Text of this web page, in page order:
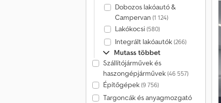
Dobozos lakóautó &
Campervan (1 124)
Lakókocsi(580)
Integrált lakóautók(266)
Mutass többet
Szállítójárművek és
haszongépjárművek(46 557)
Építőgépek(9 756)
Targoncák és anyagmozgató